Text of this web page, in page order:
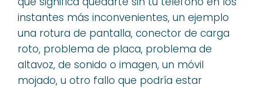
instantes más inconvenientes, un ejemplo
una rotura de pantalla, conector de carga
roto, problema de placa, problema de
altavoz, de sonido o imagen, un móvil
mojado, u otro fallo que podría estar